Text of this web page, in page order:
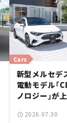
Cars
新型メルセデ
電動モデル「
ノロジー」が
ース】
2026.07.30